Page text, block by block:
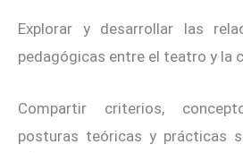
Explorar y desarrollar las
pedagógicas entre el teatro y la
Compartir criterios,
posturas teóricas y prácticas